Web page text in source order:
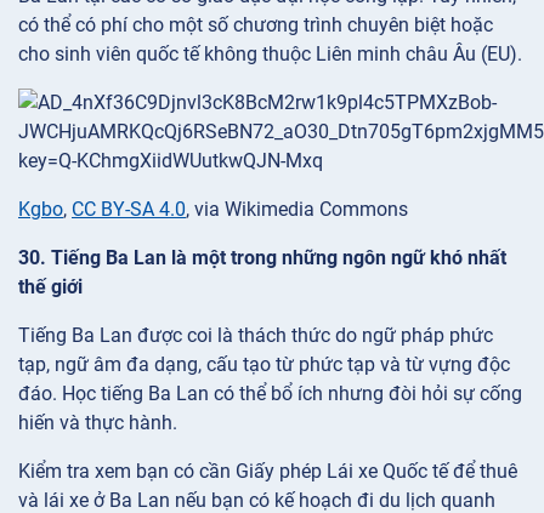
có thể có phí cho một số chương trình chuyên biệt hoặc
cho sinh viên quốc tế không thuộc Liên minh châu Âu (EU).
Kgbo, CC BY-SA 4.0, via Wikimedia Commons
30. Tiếng Ba Lan là một trong những ngôn ngữ khó nhất
thế giới
Tiếng Ba Lan được coi là thách thức do ngữ pháp phức
tạp, ngữ âm đa dạng, cấu tạo từ phức tạp và từ vựng độc
đáo. Học tiếng Ba Lan có thể bổ ích nhưng đòi hỏi sự cống
hiến và thực hành.
Kiểm tra xem bạn có cần Giấy phép Lái xe Quốc tế để thuê
và lái xe ở Ba Lan nếu bạn có kế hoạch đi du lịch quanh